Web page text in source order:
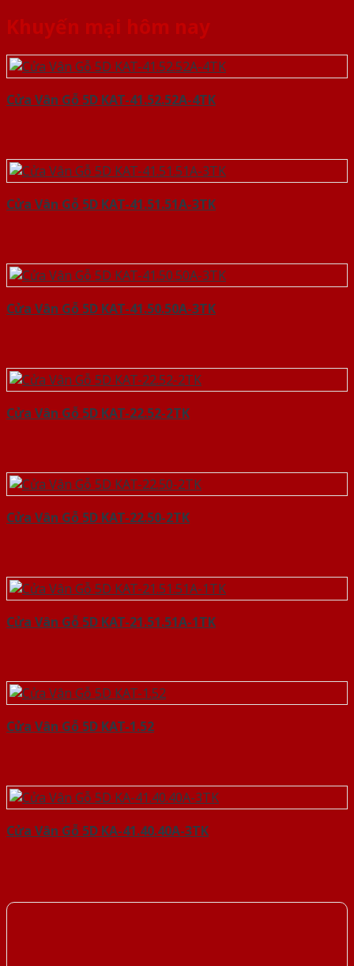
Khuyến mại hôm nay
Cửa Vân Gỗ 5D KAT-41.52.52A-4TK
Cửa Vân Gỗ 5D KAT-41.51.51A-3TK
Cửa Vân Gỗ 5D KAT-41.50.50A-3TK
Cửa Vân Gỗ 5D KAT-22.52-2TK
Cửa Vân Gỗ 5D KAT-22.50-2TK
Cửa Vân Gỗ 5D KAT-21.51.51A-1TK
Cửa Vân Gỗ 5D KAT-1.52
Cửa Vân Gỗ 5D KA-41.40.40A-3TK